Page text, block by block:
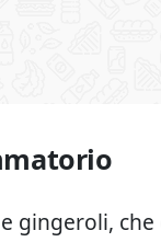
gingeroli,